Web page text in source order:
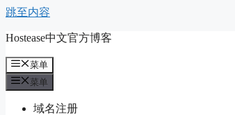
跳至内容
Hostease中文官方博客
菜单
菜单
域名注册